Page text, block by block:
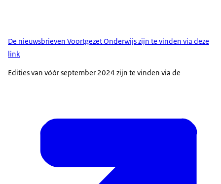
De nieuwsbrieven Voortgezet Onderwijs zijn te vinden via deze
link
Edities van vóór september 2024 zijn te vinden via de